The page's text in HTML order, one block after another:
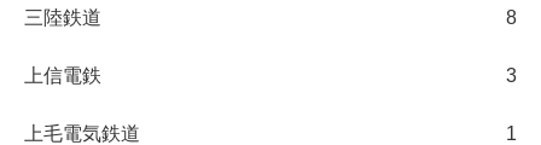
三陸鉄道 8
上信電鉄 3
上毛電気鉄道 1